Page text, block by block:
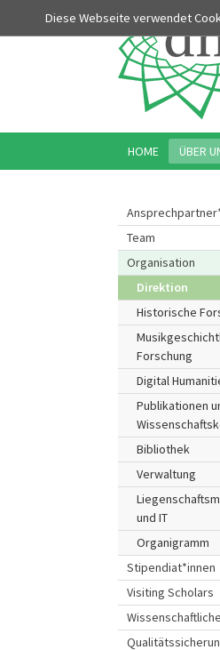
Diese Webseite verwendet
Team
Organisation
Direktion
Historische
Forschung
Digital
Publikationen
Bibliothek
Verwaltung
und IT
Organigramm
Stipendiat*innen
Visiting Scholars
HOME ÜBER